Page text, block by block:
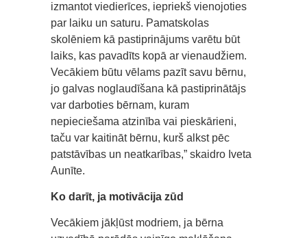
izmantot viedierīces, iepriekš vienojoties
par laiku un saturu. Pamatskolas
skolēniem kā pastiprinājums varētu būt
laiks, kas pavadīts kopā ar vienaudžiem.
Vecākiem būtu vēlams pazīt savu bērnu,
jo galvas noglaudīšana kā pastiprinātājs
var darboties bērnam, kuram
nepieciešama atzinība vai pieskārieni,
taču var kaitināt bērnu, kurš alkst pēc
patstāvības un neatkarības,” skaidro Iveta
Aunīte.
Ko darīt, ja motivācija zūd
Vecākiem jākļūst modriem, ja bērna